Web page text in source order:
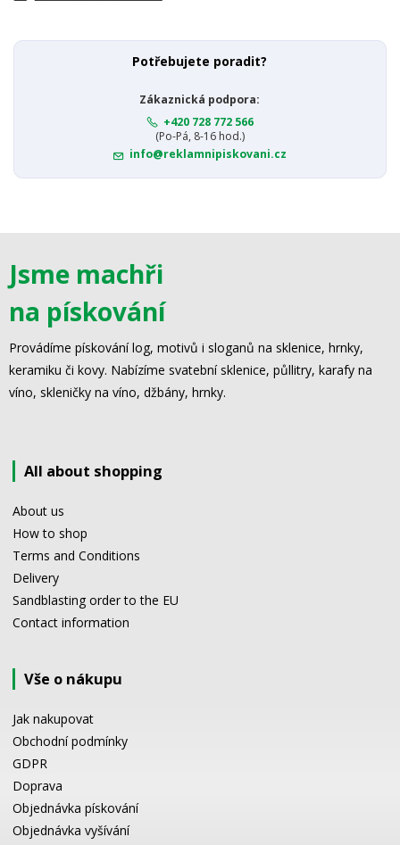
Potřebujete poradit?
Zákaznická podpora:
+420 728 772 566
(Po-Pá, 8-16 hod.)
info@reklamnipiskovani.cz
Jsme machři
na pískování
Provádíme pískování log, motivů i sloganů na sklenice, hrnky,
keramiku či kovy. Nabízíme svatební sklenice, půllitry, karafy na
víno, skleničky na víno, džbány, hrnky.
All about shopping
About us
How to shop
Terms and Conditions
Delivery
Sandblasting order to the EU
Contact information
Vše o nákupu
Jak nakupovat
Obchodní podmínky
GDPR
Doprava
Objednávka pískování
Objednávka vyšívání